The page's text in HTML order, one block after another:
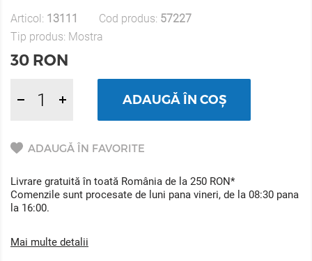
Articol: 13111 Cod produs: 57227
Tip produs: Mostra
30 RON
ADAUGĂ ÎN COȘ
ADAUGĂ ÎN FAVORITE
Livrare gratuită în toată România de la 250 RON*
Comenzile sunt procesate de luni pana vineri, de la 08:30 pana
la 16:00.
Mai multe detalii